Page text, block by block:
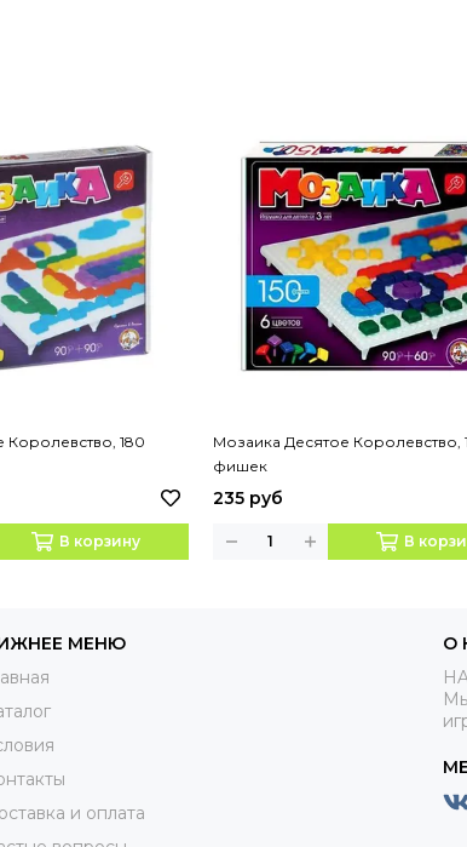
Королевство, 180
В корзину
Мозаика Десятое Королевство,
фишек
235 руб
В
МЕНЮ
и оплата
О